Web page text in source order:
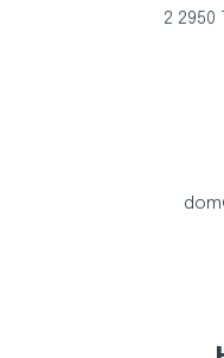
2 2950